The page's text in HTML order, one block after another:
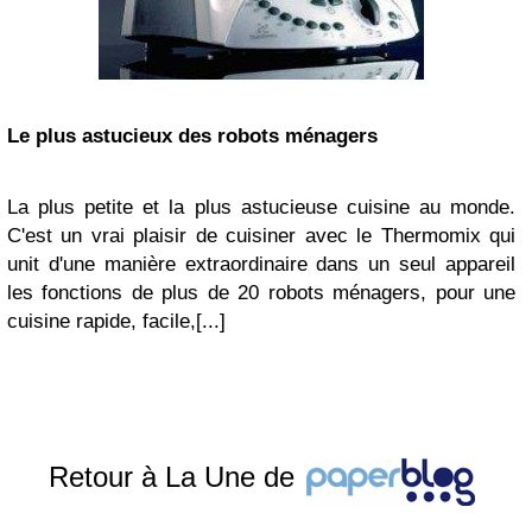
Le plus astucieux des robots ménagers
La plus petite et la plus astucieuse cuisine au monde.
C'est un vrai plaisir de cuisiner avec le Thermomix qui
unit d'une manière extraordinaire dans un seul appareil
les fonctions de plus de 20 robots ménagers, pour une
cuisine rapide, facile,[...]
Retour à La Une de